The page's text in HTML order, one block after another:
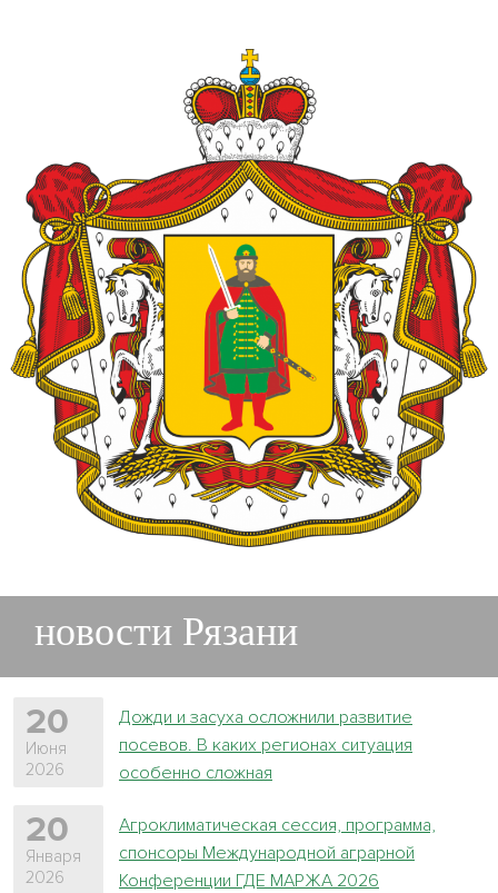
новости Рязани
20
Июня
2026
Дожди и засуха осложнили развитие
посевов. В каких регионах ситуация
особенно сложная
20
Января
2026
Агроклиматическая сессия, программа,
спонсоры Международной аграрной
Конференции ГДЕ МАРЖА 2026